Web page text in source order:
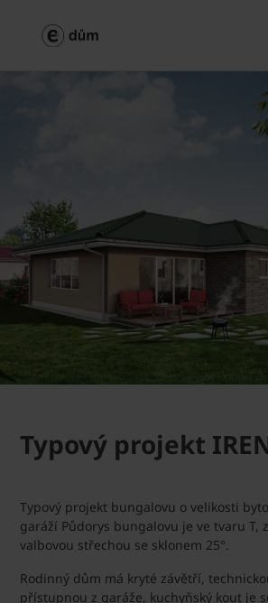
Typový projekt
Typový projekt bungalovu o velikosti
garáží Půdorys bungalovu je ve tvaru T,
valbovou střechou se sklonem 25°.
Rodinný dům má kryté závětří,
přístupnou z garáže, kuchyňský kout je